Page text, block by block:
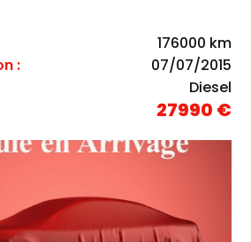
176000 km
:
07/07/2015
Diesel
27990 €